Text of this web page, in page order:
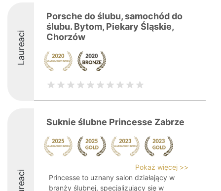
Laureaci
Porsche do ślubu, samochód do
ślubu. Bytom, Piekary Śląskie,
Chorzów
Suknie ślubne Princesse Zabrze
Pokaż więcej >>
Princesse to uznany salon działający w
branży ślubnej, specjalizujący się w